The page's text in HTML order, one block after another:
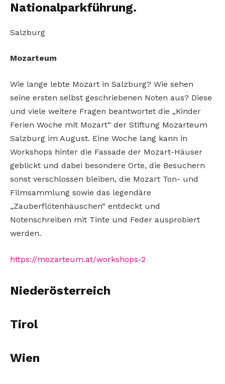
Nationalparkführung.
Salzburg
Mozarteum
Wie lange lebte Mozart in Salzburg? Wie sehen
seine ersten selbst geschriebenen Noten aus? Diese
und viele weitere Fragen beantwortet die „Kinder
Ferien Woche mit Mozart“ der Stiftung Mozarteum
Salzburg im August. Eine Woche lang kann in
Workshops hinter die Fassade der Mozart-Häuser
geblickt und dabei besondere Orte, die Besuchern
sonst verschlossen bleiben, die Mozart Ton- und
Filmsammlung sowie das legendäre
„Zauberflötenhäuschen“ entdeckt und
Notenschreiben mit Tinte und Feder ausprobiert
werden.
https://mozarteum.at/workshops-2
Niederösterreich
Tirol
Wien